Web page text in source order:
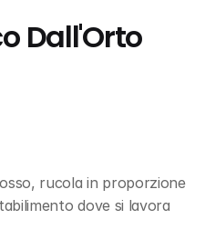
Dall'Orto
rucola in proporzione
dove si lavora